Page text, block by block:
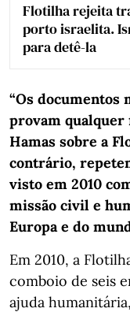
Flotilha rejeita
porto israelita.
para detê-la
“Os documentos
provam qualquer
Hamas sobre a
contrário,
visto em 2010
missão civil e
Europa e do
Em 2010, a
comboio de seis
ajuda